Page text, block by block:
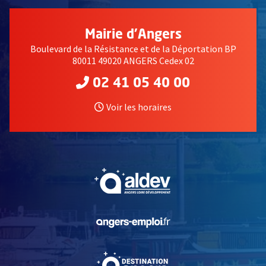
Mairie d'Angers
Boulevard de la Résistance et de la Déportation BP
80011 49020 ANGERS Cedex 02
02 41 05 40 00
Voir les horaires
, Ouvre une nouvelle